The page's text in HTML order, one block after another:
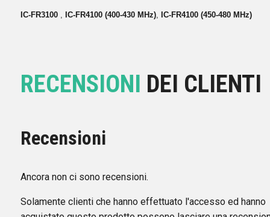
IC-FR3100 IC-FR4100 (400-430 MHz), IC-FR4100 (450-480 MHz)
RECENSIONI DEI CLIENTI
Recensioni
Ancora non ci sono recensioni.
Solamente clienti che hanno effettuato l'accesso ed hanno